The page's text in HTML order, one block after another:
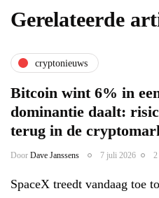
Gerelateerde
cryptonieuws
Bitcoin wint 6% in
dominantie daalt:
terug in de
Door Dave Janssens 7 juli 2026 2
SpaceX treedt vandaag toe